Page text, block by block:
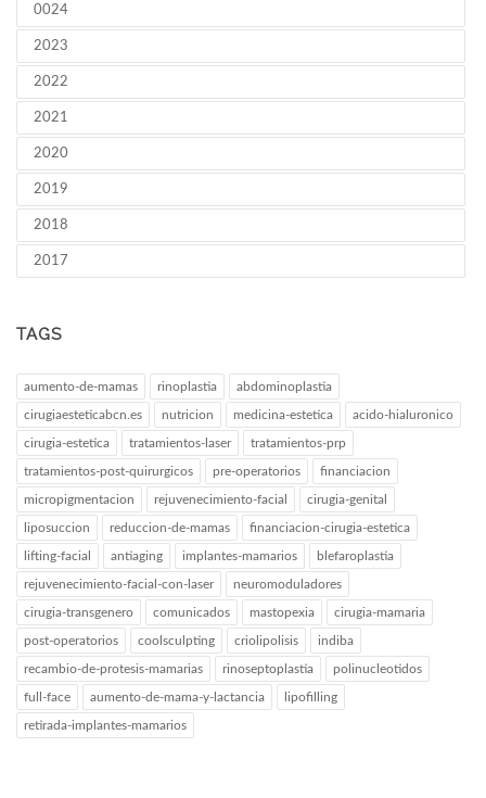
0024
2023
2022
2021
2020
2019
2018
2017
TAGS
aumento-de-mamas rinoplastia abdominoplastia
cirugiaesteticabcn.es nutricion medicina-estetica acido-hialuronico
cirugia-estetica tratamientos-laser tratamientos-prp
tratamientos-post-quirurgicos pre-operatorios financiacion
micropigmentacion rejuvenecimiento-facial cirugia-genital
liposuccion reduccion-de-mamas financiacion-cirugia-estetica
lifting-facial antiaging implantes-mamarios blefaroplastia
rejuvenecimiento-facial-con-laser neuromoduladores
cirugia-transgenero comunicados mastopexia cirugia-mamaria
post-operatorios coolsculpting criolipolisis indiba
recambio-de-protesis-mamarias rinoseptoplastia polinucleotidos
full-face aumento-de-mama-y-lactancia lipofilling
retirada-implantes-mamarios